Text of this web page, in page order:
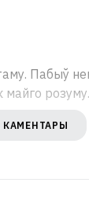
Пабыў
розуму.
КАМЕНТАРЫ